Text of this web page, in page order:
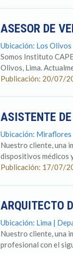
ASESOR DE
Ubicación: Los
Somos Instituto
Olivos, Lima.
Publicación: 20/07/
ASISTENTE
Ubicación: Miraflores
Nuestro cliente, una
dispositivos médicos
Publicación: 17/07/
ARQUITECTO
Ubicación: Lima |
Nuestro cliente, una
profesional con el